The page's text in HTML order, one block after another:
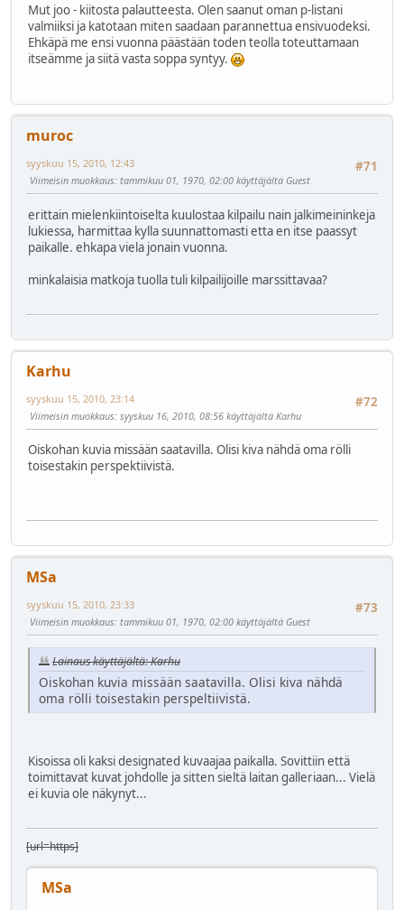
Mut joo - kiitosta palautteesta. Olen saanut oman p-listani
valmiiksi ja katotaan miten saadaan parannettua ensivuodeksi.
Ehkäpä me ensi vuonna päästään toden teolla toteuttamaan
itseämme ja siitä vasta soppa syntyy.
muroc
#71
syyskuu 15, 2010, 12:43
Viimeisin muokkaus: tammikuu 01, 1970, 02:00 käyttäjältä Guest
erittain mielenkiintoiselta kuulostaa kilpailu nain jalkimeininkeja
lukiessa, harmittaa kylla suunnattomasti etta en itse paassyt
paikalle. ehkapa viela jonain vuonna.
minkalaisia matkoja tuolla tuli kilpailijoille marssittavaa?
Karhu
#72
syyskuu 15, 2010, 23:14
Viimeisin muokkaus: syyskuu 16, 2010, 08:56 käyttäjältä Karhu
Oiskohan kuvia missään saatavilla. Olisi kiva nähdä oma rölli
toisestakin perspektiivistä.
MSa
#73
syyskuu 15, 2010, 23:33
Viimeisin muokkaus: tammikuu 01, 1970, 02:00 käyttäjältä Guest
Lainaus käyttäjältä: Karhu
Oiskohan kuvia missään saatavilla. Olisi kiva nähdä
oma rölli toisestakin perspeltiivistä.
Kisoissa oli kaksi designated kuvaajaa paikalla. Sovittiin että
toimittavat kuvat johdolle ja sitten sieltä laitan galleriaan... Vielä
ei kuvia ole näkynyt...
[url=https]
MSa